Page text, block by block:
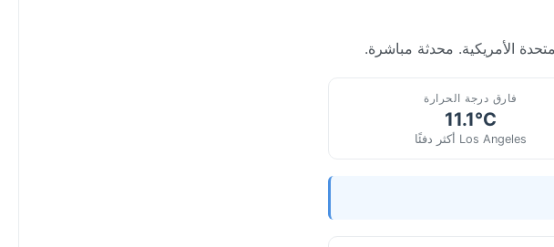
فارق درجة الحرارة
11.1°C
Los Angeles أكثر دفئًا